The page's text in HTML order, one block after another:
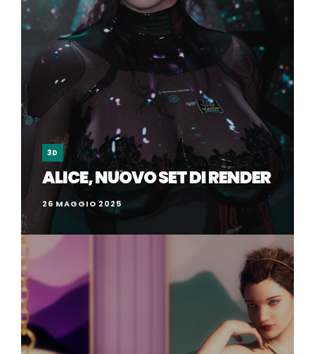
3D
ALICE, NUOVO SET DI RENDER
26 MAGGIO 2025